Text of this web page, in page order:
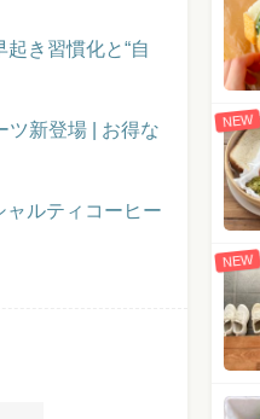
き習慣化と“自
ツ新登場 | お得な
ャルティコーヒー
NEW
NEW